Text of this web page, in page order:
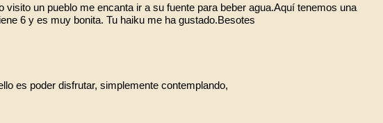
un pueblo me encanta ir a su fuente para beber agua.Aquí tenemos una
6 y es muy bonita. Tu haiku me ha gustado.Besotes
es poder disfrutar, simplemente contemplando,